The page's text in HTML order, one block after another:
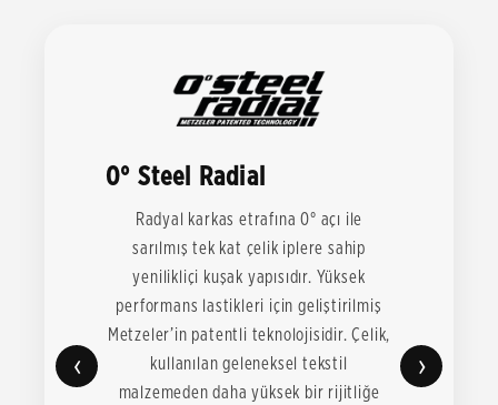
‹
0° Steel Radial
Radyal karkas etrafına 0° açı ile
sarılmış tek kat çelik iplere sahip
yenilikliçi kuşak yapısıdır. Yüksek
performans lastikleri için geliştirilmiş
Metzeler’in patentli teknolojisidir. Çelik,
kullanılan geleneksel tekstil
malzemeden daha yüksek bir rijitliğe
›